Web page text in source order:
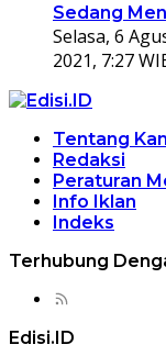
Sedang
Selasa, 6
2021, 7:27
Tentang
Redaksi
Peraturan
Info Iklan
Indeks
Terhubung
Edisi.ID